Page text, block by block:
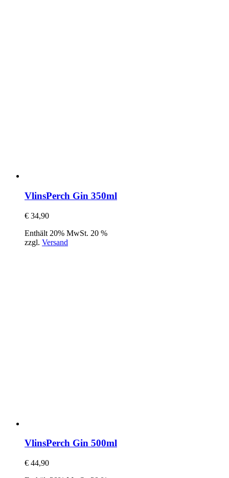
VlinsPerch Gin 350ml
€ 34,90
Enthält 20% MwSt. 20 %
zzgl. Versand
VlinsPerch Gin 500ml
€ 44,90